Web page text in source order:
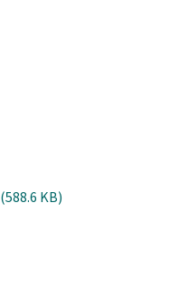
(588.6 KB)